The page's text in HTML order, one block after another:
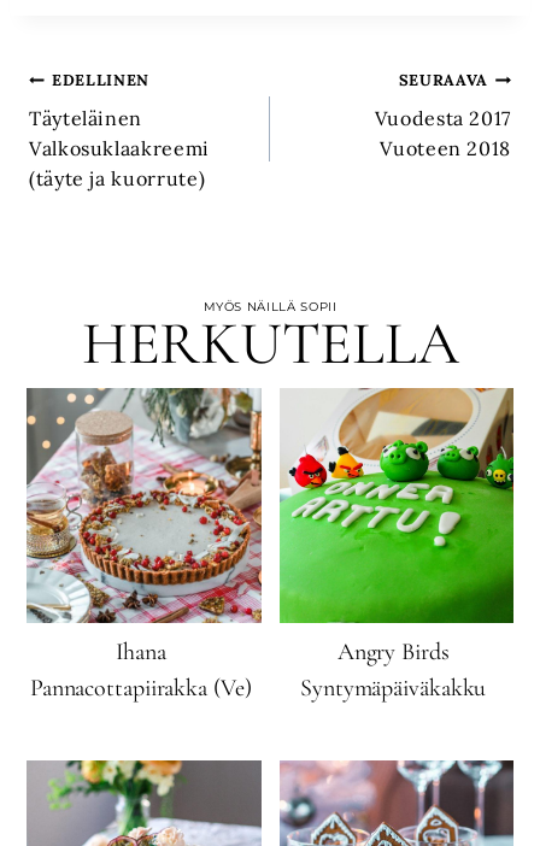
Artikkelien
selaus
EDELLINEN
Täyteläinen
Valkosuklaakreemi
(täyte ja kuorrute)
SEURAAVA
Vuodesta 2017
Vuoteen 2018
MYÖS NÄILLÄ SOPII
HERKUTELLA
Ihana
Pannacottapiirakka (Ve)
Angry Birds
Syntymäpäiväkakku